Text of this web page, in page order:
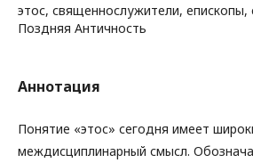
этос, священнослужители, епископы,
Поздняя Античность
Аннотация
Понятие «этос» сегодня имеет
междисциплинарный смысл.